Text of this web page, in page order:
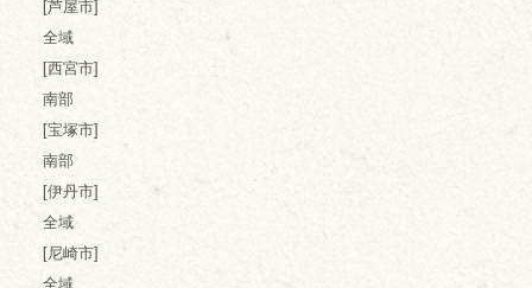
[芦屋市]
全域
[西宮市]
南部
[宝塚市]
南部
[伊丹市]
全域
[尼崎市]
全域